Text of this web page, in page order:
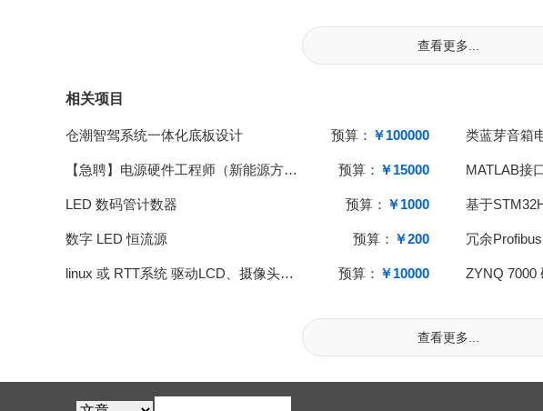
查看更多...
相关项目
仓潮智驾系统一体化底板设计 预算： ￥100000 类蓝芽音箱
【急聘】电源硬件工程师（新能源方向）｜主导光伏/储能电源开发｜上海 预算： ￥15000 MATLAB接
LED 数码管计数器 预算： ￥1000 基于
数字 LED 恒流源 预算： ￥200
linux 或 RTT系统 驱动LCD、摄像头、存盘 预算： ￥10000 ZYNQ 7000
查看更多...